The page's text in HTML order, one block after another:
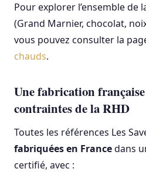
Pour explorer l’ensemble de
(Grand Marnier, chocolat,
vous pouvez consulter la
chauds.
Une fabrication
contraintes de la RHD
Toutes les références Les
fabriquées en Francedans
certifié, avec :